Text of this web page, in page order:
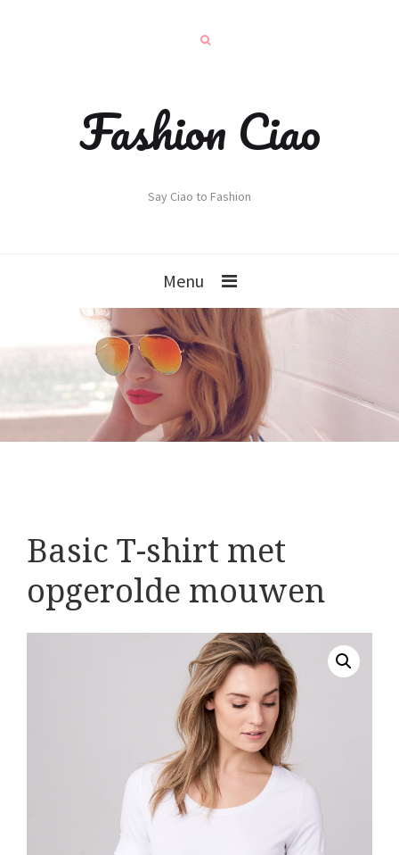
Fashion Ciao
Say Ciao to Fashion
Menu
Basic T-shirt met
opgerolde mouwen